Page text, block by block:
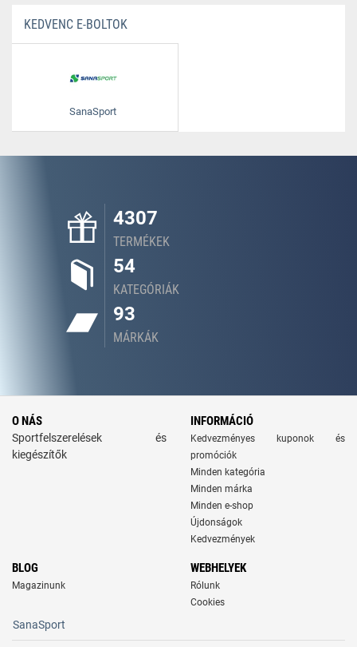
KEDVENC E-BOLTOK
SanaSport
4307
TERMÉKEK
54
KATEGÓRIÁK
93
MÁRKÁK
O NÁS
Sportfelszerelések és
kiegészítők
INFORMÁCIÓ
Kedvezményes kuponok és
promóciók
Minden kategória
Minden márka
Minden e-shop
Újdonságok
Kedvezmények
BLOG
Magazinunk
WEBHELYEK
Rólunk
Cookies
SanaSport